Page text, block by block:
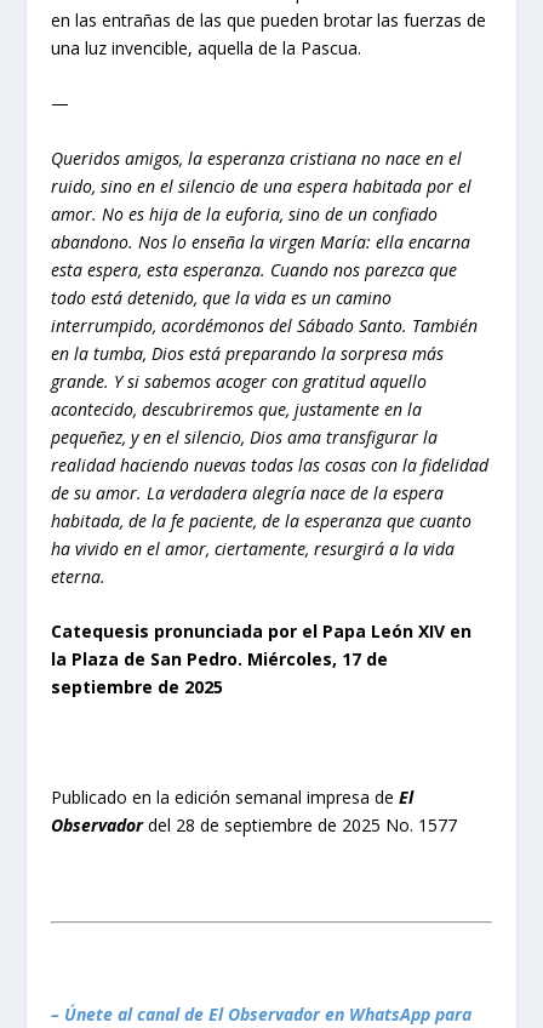
en las entrañas de las que pueden brotar las fuerzas de
una luz invencible, aquella de la Pascua.
—
Queridos amigos, la esperanza cristiana no nace en el
ruido, sino en el silencio de una espera habitada por el
amor. No es hija de la euforia, sino de un confiado
abandono. Nos lo enseña la virgen María: ella encarna
esta espera, esta esperanza. Cuando nos parezca que
todo está detenido, que la vida es un camino
interrumpido, acordémonos del Sábado Santo. También
en la tumba, Dios está preparando la sorpresa más
grande. Y si sabemos acoger con gratitud aquello
acontecido, descubriremos que, justamente en la
pequeñez, y en el silencio, Dios ama transfigurar la
realidad haciendo nuevas todas las cosas con la fidelidad
de su amor. La verdadera alegría nace de la espera
habitada, de la fe paciente, de la esperanza que cuanto
ha vivido en el amor, ciertamente, resurgirá a la vida
eterna.
Catequesis pronunciada por el Papa León XIV en
la Plaza de San Pedro. Miércoles, 17 de
septiembre de 2025
Publicado en la edición semanal impresa deEl
Observadordel 28 de septiembre de 2025 No. 1577
– Únete al canal de El Observador en WhatsApp para